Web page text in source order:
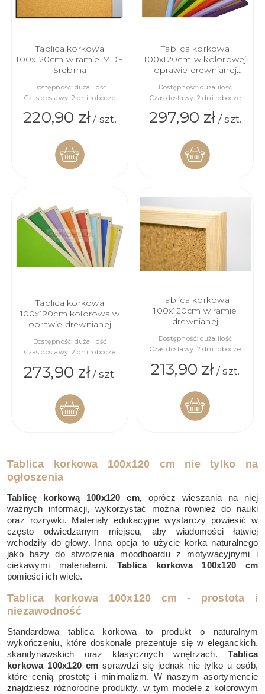
Tablica korkowa
100x120cm w ramie MDF
Srebrna
Dostępność: duża ilość
Czas dostawy: 2 dni robocze
220,90 zł/ szt.
KOSZYKA
Tablica korkowa
100x120cm w kolorowej
oprawie drewnianej
Dostępność: duża ilość
Czas dostawy: 2 dni robocze
297,90 zł/ szt.
KOSZYKA
Tablica korkowa
100x120cm kolorowa w
oprawie drewnianej
Dostępność: duża ilość
Czas dostawy: 2 dni robocze
273,90 zł/ szt.
KOSZYKA
Tablica korkowa
100x120cm w ramie
drewnianej
Dostępność: duża ilość
Czas dostawy: 2 dni robocze
213,90 zł/ szt.
KOSZYKA
Tablica korkowa 100x120 cm nie tylko na
ogłoszenia
Tablicę korkową 100x120 cm, oprócz wieszania na niej
ważnych informacji, wykorzystać można również do nauki
oraz rozrywki. Materiały edukacyjne wystarczy powiesić w
często odwiedzanym miejscu, aby wiadomości łatwiej
wchodziły do głowy. Inna opcja to użycie korka naturalnego
jako bazy do stworzenia moodboardu z motywacyjnymi i
ciekawymi materiałami.Tablica korkowa 100x120 cm
pomieści ich wiele.
Tablica korkowa 100x120 cm - prostota i
niezawodność
Standardowa tablica korkowa to produkt o naturalnym
wykończeniu, które doskonale prezentuje się w eleganckich,
skandynawskich oraz klasycznych wnętrzach.Tablica
korkowa 100x120 cm sprawdzi się jednak nie tylko u osób,
które cenią prostotę i minimalizm. W naszym asortymencie
znajdziesz różnorodne produkty, w tym modele z kolorowym